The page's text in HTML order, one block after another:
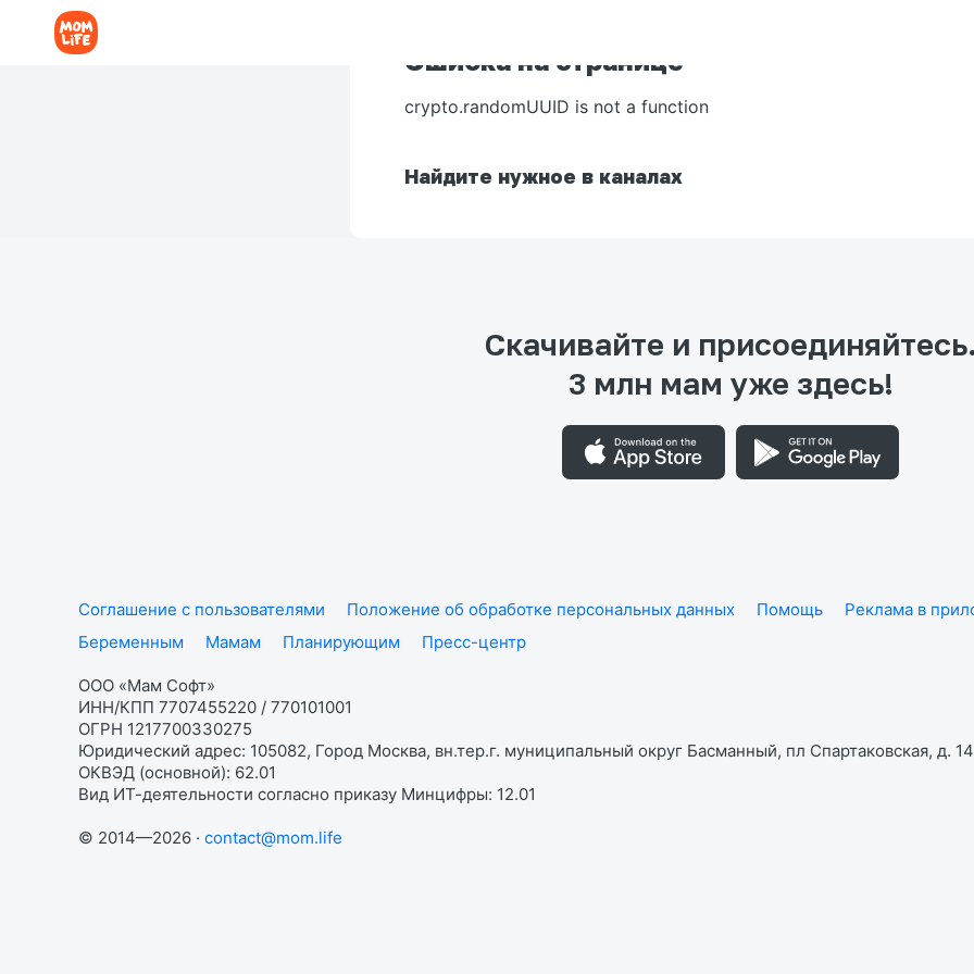
Ошибка на странице
crypto.randomUUID is not a function
Найдите нужное в каналах
Скачивайте и присоединяйтесь.
3 млн мам уже здесь!
Соглашение с пользователями Положение об обработке персональных данных Помощь Реклама в
Беременным
Мамам Планирующим Пресс-центр
ООО «Мам Софт»
ИНН/КПП 7707455220 / 770101001
ОГРН 1217700330275
Юридический адрес: 105082, Город Москва, вн.тер.г. муниципальный округ Басманный, пл Спартаковская, д.
ОКВЭД (основной): 62.01
Вид ИТ-деятельности согласно приказу Минцифры: 12.01
© 2014—2026 · contact@mom.life